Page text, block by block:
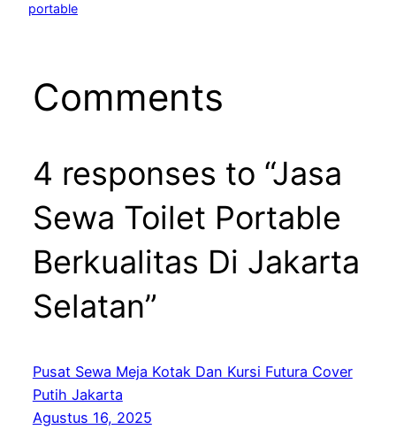
portable
Comments
4 responses to “Jasa
Sewa Toilet Portable
Berkualitas Di Jakarta
Selatan”
Pusat Sewa Meja Kotak Dan Kursi Futura Cover
Putih Jakarta
Agustus 16, 2025